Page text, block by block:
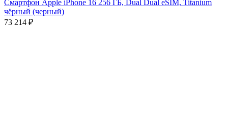
Смартфон Apple iPhone 16 256 ГБ, Dual Dual eSIM, Titanium
чёрный (черный)
73 214 ₽